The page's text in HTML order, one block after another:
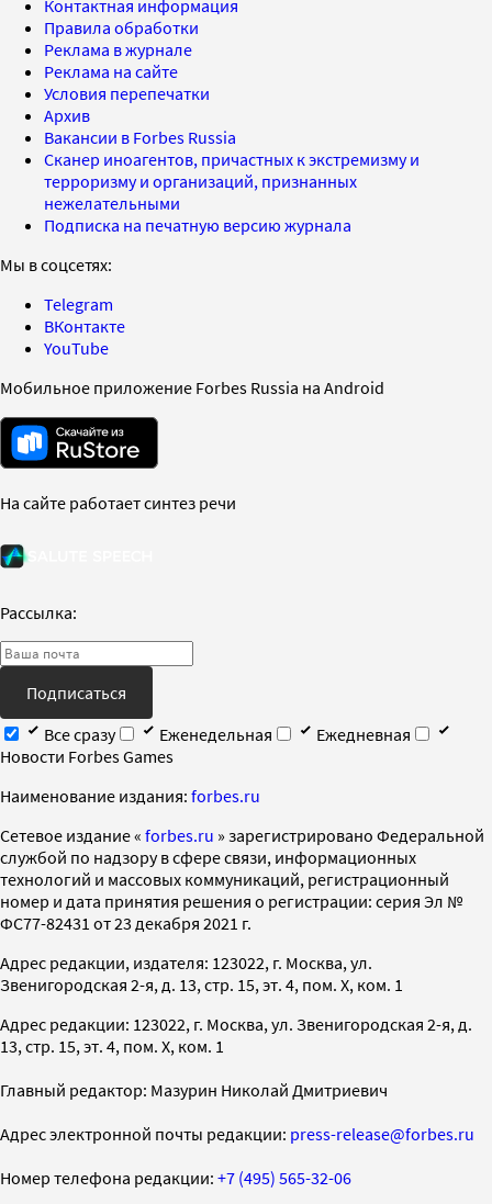
Контактная информация
Правила обработки
Реклама в журнале
Реклама на сайте
Условия перепечатки
Архив
Вакансии в Forbes Russia
Сканер иноагентов, причастных к экстремизму и
терроризму и организаций, признанных
нежелательными
Подписка на печатную версию журнала
Мы в соцсетях:
Telegram
ВКонтакте
YouTube
Мобильное приложение Forbes Russia на Android
На сайте работает синтез речи
Рассылка:
Подписаться
Все сразу
Еженедельная
Ежедневная
Новости Forbes Games
Наименование издания: forbes.ru
Cетевое издание « forbes.ru » зарегистрировано Федеральной
службой по надзору в сфере связи, информационных
технологий и массовых коммуникаций, регистрационный
номер и дата принятия решения о регистрации: серия Эл №
ФС77-82431 от 23 декабря 2021 г.
Адрес редакции, издателя: 123022, г. Москва, ул.
Звенигородская 2-я, д. 13, стр. 15, эт. 4, пом. X, ком. 1
Адрес редакции: 123022, г. Москва, ул. Звенигородская 2-я, д.
13, стр. 15, эт. 4, пом. X, ком. 1
Главный редактор: Мазурин Николай Дмитриевич
Адрес электронной почты редакции: press-release@forbes.ru
Номер телефона редакции: +7 (495) 565-32-06